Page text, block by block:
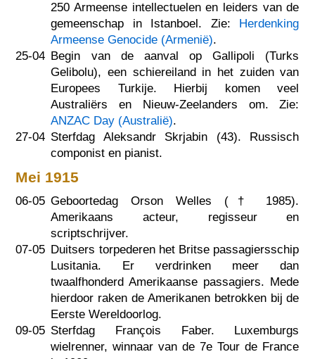
250 Armeense intellectuelen en leiders van de
gemeenschap in Istanboel. Zie: Herdenking
Armeense Genocide (Armenië).
25-04 Begin van de aanval op Gallipoli (Turks
Gelibolu), een schiereiland in het zuiden van
Europees Turkije. Hierbij komen veel
Australiërs en Nieuw-Zeelanders om. Zie:
ANZAC Day (Australië).
27-04 Sterfdag Aleksandr Skrjabin (43). Russisch
componist en pianist.
Mei 1915
06-05 Geboortedag Orson Welles († 1985).
Amerikaans acteur, regisseur en
scriptschrijver.
07-05 Duitsers torpederen het Britse passagiersschip
Lusitania. Er verdrinken meer dan
twaalfhonderd Amerikaanse passagiers. Mede
hierdoor raken de Amerikanen betrokken bij de
Eerste Wereldoorlog.
09-05 Sterfdag François Faber. Luxemburgs
wielrenner, winnaar van de 7e Tour de France